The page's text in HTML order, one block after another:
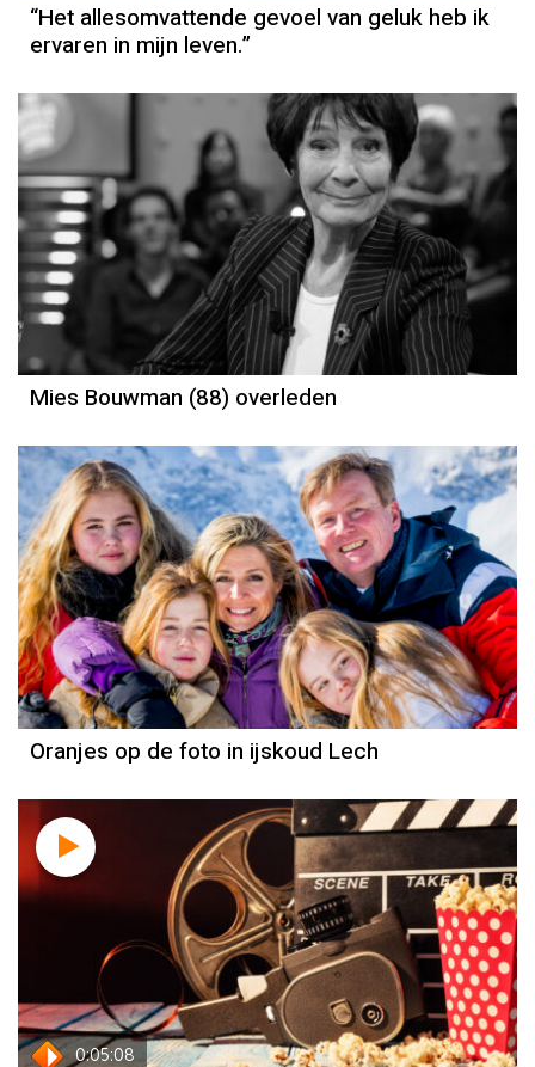
“Het allesomvattende gevoel van geluk heb ik
ervaren in mijn leven.”
Mies Bouwman (88) overleden
Oranjes op de foto in ijskoud Lech
0:05:08